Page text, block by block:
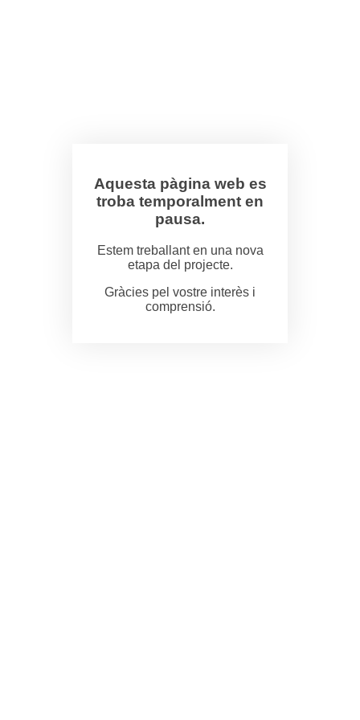
Aquesta pàgina web es
troba temporalment en
pausa.
Estem treballant en una nova
etapa del projecte.
Gràcies pel vostre interès i
comprensió.